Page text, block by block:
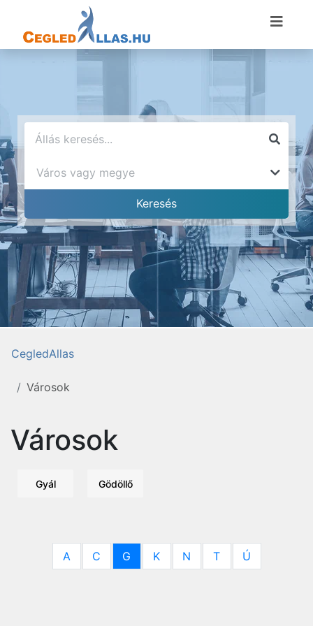
CegledAllas
Városok
Városok
Gyál Gödöllő
A C G K N T Ú